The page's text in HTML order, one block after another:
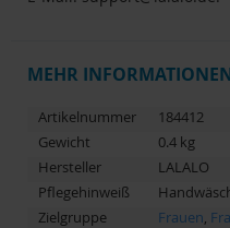
MEHR
Artikelnummer
184412
Gewicht
0.4 kg
Hersteller
LALALO
Pflegehinweiß
Zielgruppe
Frauen,